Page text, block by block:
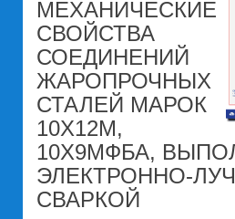
МЕХАНИЧЕСКИЕ
СВОЙСТВА
СОЕДИНЕНИЙ
ЖАРОПРОЧНЫХ
СТАЛЕЙ МАРОК
10Х12М,
10Х9МФБА,
ЭЛЕКТРОННО-
СВАРКОЙ